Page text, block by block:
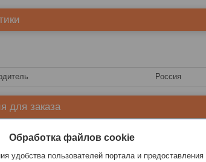
Россия
для заказа
Обработка файлов cookie
пользователей портала и